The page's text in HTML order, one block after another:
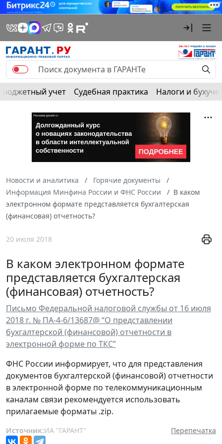
Бюджетный учет Судебная практика Налоги и
Новости и аналитика
Горячие документы
Информация Минфина России и ФНС России
В каком
электронном формате представляется бухгалтерская
(финансовая) отчетность?
20 июля 2018
В каком электронном формате
представляется бухгалтерская
(финансовая) отчетность?
Письмо Федеральной налоговой службы от 16 июля
2018 г. № ПА-4-6/13687@ “О представлении
бухгалтерской (финансовой) отчетности в
электронной форме по ТКС”
ФНС России информирует, что для представления
документов бухгалтерской (финансовой) отчетности
в электронной форме по телекоммуникационным
каналам связи рекомендуется использовать
прилагаемые форматы .zip.
Источник:ИА "ГАРАНТ" Перепечатка